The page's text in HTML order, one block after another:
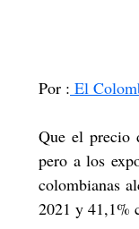
Por : El
Que el precio
pero a los
colombianas
2021 y 41,1%